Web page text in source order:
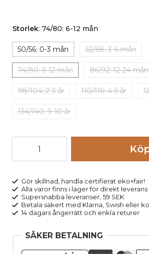
Storlek: 74/80: 6-12 mån
50/56: 0-3 mån 62/68: 3-6 mån
74/80: 6-12 mån 86/92: 12-24 mån
98/104: 2-3 år 110/116: 4-5 år
134/140: 9-10 år
baby/barn,
stl
50-
62
vinröd
Gör skillnad, handla certifierat eko+fair!
Alla varor finns i lager för direkt leverans
Supersnabba leveranser, 59 SEK
Betala säkert med Klarna, Swish eller
14 dagars ångerrätt och enkla returer
SÄKER BETALNING